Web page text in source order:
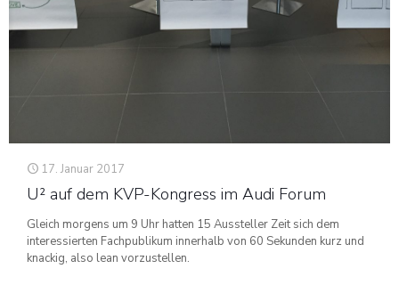
17. Januar 2017
U² auf dem KVP-Kongress im Audi Forum
Gleich morgens um 9 Uhr hatten 15 Aussteller Zeit sich dem
interessierten Fachpublikum innerhalb von 60 Sekunden kurz und
knackig, also lean vorzustellen.